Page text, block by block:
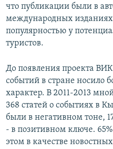
что публикации были в
международных
популярностью у
туристов.
До появления проекта
событий в стране носило
характер. В 2011-2013
368 статей о событиях в
были в негативном тоне,
- в позитивном ключе.
этом в качестве